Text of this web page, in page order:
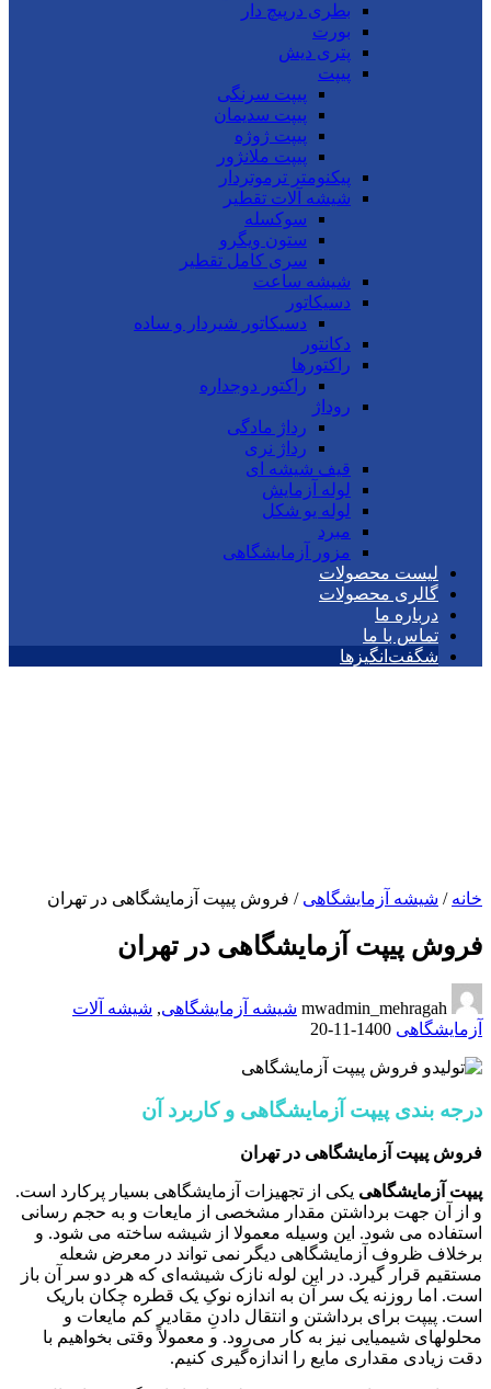
بطری درپیچ دار
بورت
پتری دیش
پیپت
پیپت سرنگی
پیپت سدیمان
پیپت ژوژه
پیپت ملانژور
پیکنومتر ترموتردار
شیشه آلات تقطیر
سوکسله
ستون ویگرو
سری کامل تقطیر
شیشه ساعت
دسیکاتور
دسیکاتور شیردار و ساده
دکانتور
راکتورها
راکتور دوجداره
روداژ
رداژ مادگی
رداژ نری
قیف شیشه ای
لوله آزمایش
لوله یو شکل
مبرد
مزور آزمایشگاهی
لیست محصولات
گالری محصولات
درباره ما
تماس با ما
شگفت‌انگیزها
خانه / شیشه آزمایشگاهی / فروش پیپت آزمایشگاهی در تهران
فروش پیپت آزمایشگاهی در تهران
شیشه آزمایشگاهی, شیشه آلات
آزمایشگاهی 1400-11-20
درجه بندی پیپت آزمایشگاهی و کاربرد آن
فروش پیپت آزمایشگاهی در تهران
پیپت آزمایشگاهی یکی از تجهیزات آزمایشگاهی بسیار پرکارد است.
و از آن جهت برداشتن مقدار مشخصی از مایعات و به حجم رسانی
استفاده می شود. این وسیله معمولا از شیشه ساخته می شود. و
برخلاف ظروف آزمایشگاهی دیگر نمی تواند در معرض شعله
مستقیم قرار گیرد. در این لوله نازک شیشه‌ای که هر دو سر آن باز
است. اما روزنه یک سر آن به اندازه نوکِ یک قطره چکان باریک
است. پیپت برای برداشتن و انتقال دادنِ مقادیر کم مایعات و
محلولهای شیمیایی نیز به کار می‌رود. و معمولاً وقتی بخواهیم با
دقت زیادی مقداری مایع را اندازه‌گیری کنیم.